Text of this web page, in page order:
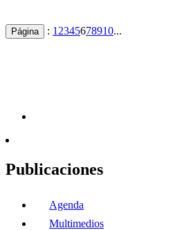
Página : 1 2345678910...
Publicaciones
Agenda
Multimedios